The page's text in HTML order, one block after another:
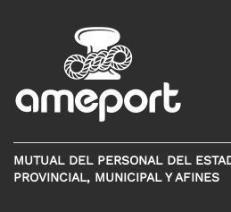
MUTUAL DEL PERSONAL DEL
PROVINCIAL, MUNICIPAL Y AFINES